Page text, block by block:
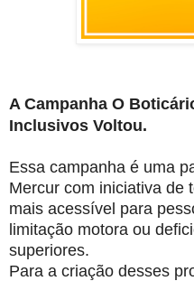
A Campanha O
Inclusivos Voltou.
Essa campanha é uma
Mercur com iniciativa de
mais acessível para
limitação motora ou
superiores.
Para a criação desses